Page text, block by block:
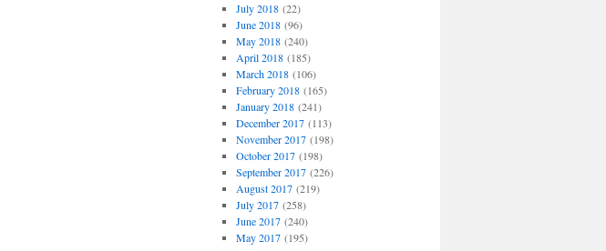
July 2018(22)
June 2018(96)
May 2018(240)
April 2018(185)
March 2018(106)
February 2018(165)
January 2018(241)
December 2017(113)
November 2017(198)
October 2017(198)
September 2017(226)
August 2017(219)
July 2017(258)
June 2017(240)
May 2017(195)